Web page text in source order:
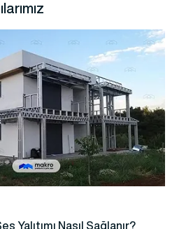
Yalıtımı Nasıl Sağlanır?